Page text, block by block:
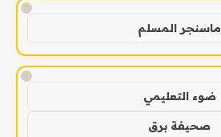
!
ماسنجر المسلم
!
ضوء التعليمي
صحيفة برق